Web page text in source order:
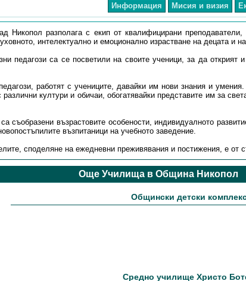
Информация Мисия и визия
Никопол разполага с екип от квалифицирани
интелектуално и емоционално израстване на децата и
педагози са се посветили на своите ученици, за да открият
работят с учениците, давайки им нови знания и
различни култури и обичаи, обогатявайки представите им за
съобразени възрастовите особености, индивидуалното
възпитаници на учебното заведение.
споделяне на ежедневни преживявания и постижения, е от
Още Училища в Община Никопол
Общински детски
Средно училище Христо